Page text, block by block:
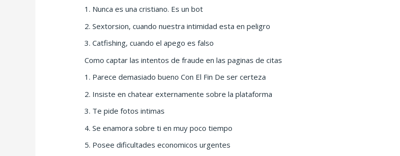
1. Nunca es una cristiano. Es un bot
2. Sextorsion, cuando nuestra intimidad esta en peligro
3. Catfishing, cuando el apego es falso
Como captar las intentos de fraude en las paginas de citas
1. Parece demasiado bueno Con El Fin De ser certeza
2. Insiste en chatear externamente sobre la plataforma
3. Te pide fotos intimas
4. Se enamora sobre ti en muy poco tiempo
5. Posee dificultades economicos urgentes